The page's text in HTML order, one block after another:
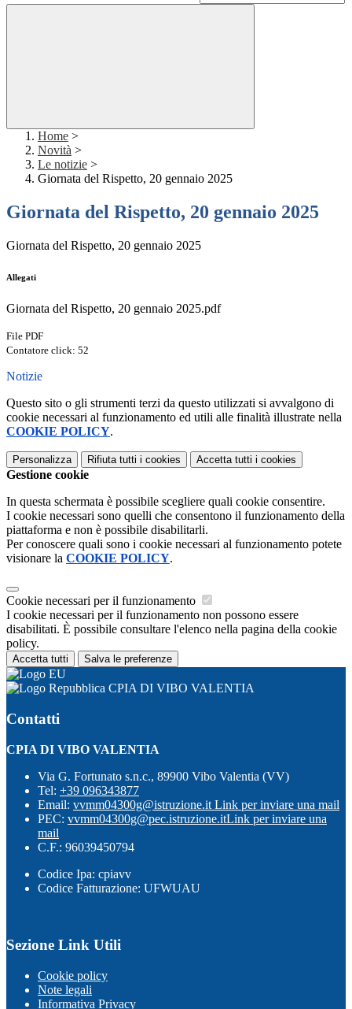
Home >
Novità >
Le notizie >
Giornata del Rispetto, 20 gennaio 2025
Giornata del Rispetto, 20 gennaio 2025
Giornata del Rispetto, 20 gennaio 2025
Allegati
Giornata del Rispetto, 20 gennaio 2025.pdf
File PDF
Contatore click: 52
Notizie
Questo sito o gli strumenti terzi da questo utilizzati si avvalgono di
cookie necessari al funzionamento ed utili alle finalità illustrate nella
COOKIE POLICY.
Personalizza Rifiuta tutti i cookies Accetta tutti i cookies
Gestione cookie
In questa schermata è possibile scegliere quali cookie consentire.
I cookie necessari sono quelli che consentono il funzionamento della
piattaforma e non è possibile disabilitarli.
Per conoscere quali sono i cookie necessari al funzionamento potete
visionare la COOKIE POLICY.
Cookie necessari per il funzionamento
I cookie necessari per il funzionamento non possono essere
disabilitati. È possibile consultare l'elenco nella pagina della cookie
policy.
Accetta tutti Salva le preferenze
CPIA DI VIBO VALENTIA
Contatti
CPIA DI VIBO VALENTIA
Via G. Fortunato s.n.c., 89900 Vibo Valentia (VV)
Tel: +39 096343877
Email: vvmm04300g@istruzione.it Link per inviare una mail
PEC: vvmm04300g@pec.istruzione.itLink per inviare una
mail
C.F.: 96039450794
Codice Ipa: cpiavv
Codice Fatturazione: UFWUAU
Sezione Link Utili
Cookie policy
Note legali
Informativa Privacy